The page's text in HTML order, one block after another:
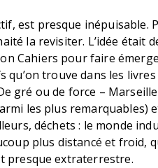
est presque inépuisable.
la revisiter. L’idée était
Cahiers pour faire
trouve dans les livres
gré ou de force – Marseille
les plus remarquables)
déchets : le monde
plus distancé et froid,
presque extraterrestre.